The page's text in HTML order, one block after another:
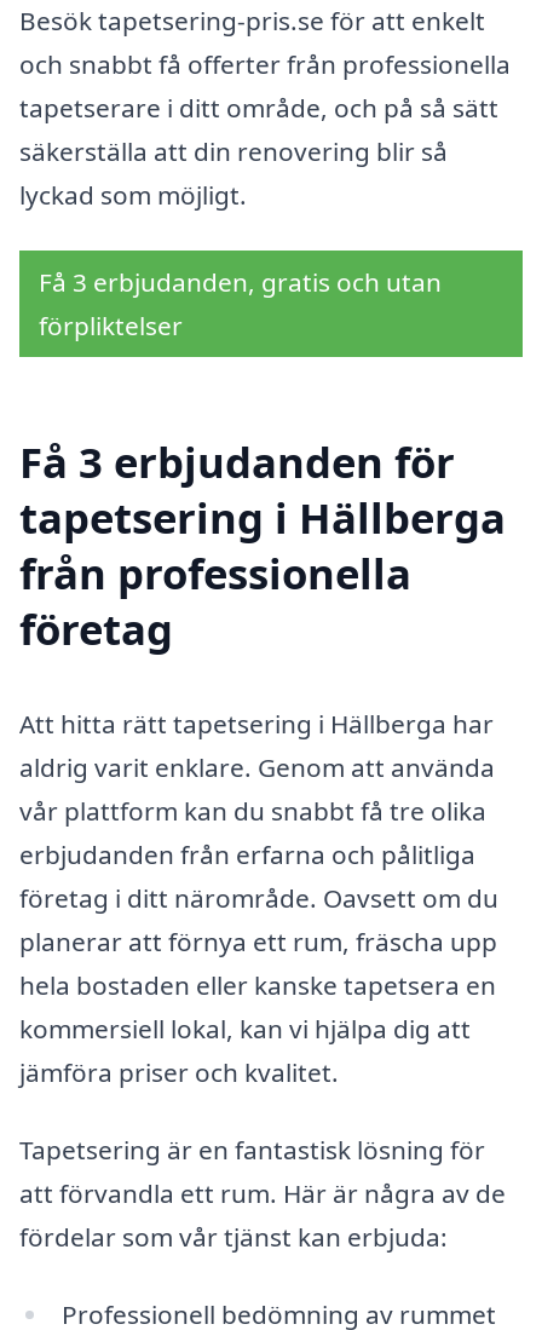
Besök tapetsering-pris.se för att enkelt
och snabbt få offerter från professionella
tapetserare i ditt område, och på så sätt
säkerställa att din renovering blir så
lyckad som möjligt.
Få 3 erbjudanden, gratis och utan
förpliktelser
Få 3 erbjudanden för
tapetsering i Hällberga
från professionella
företag
Att hitta rätt tapetsering i Hällberga har
aldrig varit enklare. Genom att använda
vår plattform kan du snabbt få tre olika
erbjudanden från erfarna och pålitliga
företag i ditt närområde. Oavsett om du
planerar att förnya ett rum, fräscha upp
hela bostaden eller kanske tapetsera en
kommersiell lokal, kan vi hjälpa dig att
jämföra priser och kvalitet.
Tapetsering är en fantastisk lösning för
att förvandla ett rum. Här är några av de
fördelar som vår tjänst kan erbjuda:
Professionell bedömning av rummet